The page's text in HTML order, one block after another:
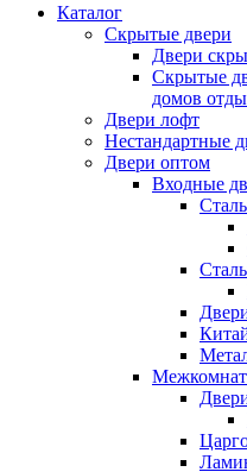
Каталог
Скрытые двери
Двери
Скрытые
домов
Двери лофт
Нестандартные
Двери оптом
Входные